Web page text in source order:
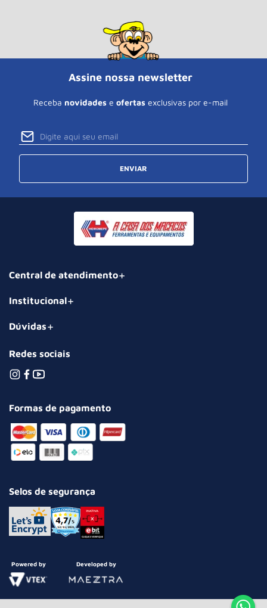
Assine nossa newsletter
Receba novidades e ofertas exclusivas por e-mail
ENVIAR
Central de atendimento
Institucional
Dúvidas
Redes sociais
Formas de pagamento
Selos de segurança
Powered by Developed by